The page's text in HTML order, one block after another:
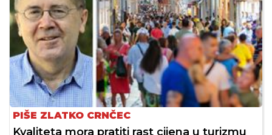
PIŠE ZLATKO CRNČEC
Kvaliteta mora pratiti rast cijena u turizmu